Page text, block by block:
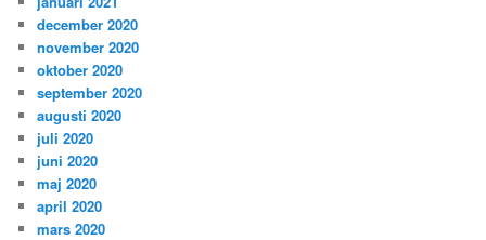
december 2020
november 2020
oktober 2020
september 2020
augusti 2020
juli 2020
juni 2020
maj 2020
april 2020
mars 2020